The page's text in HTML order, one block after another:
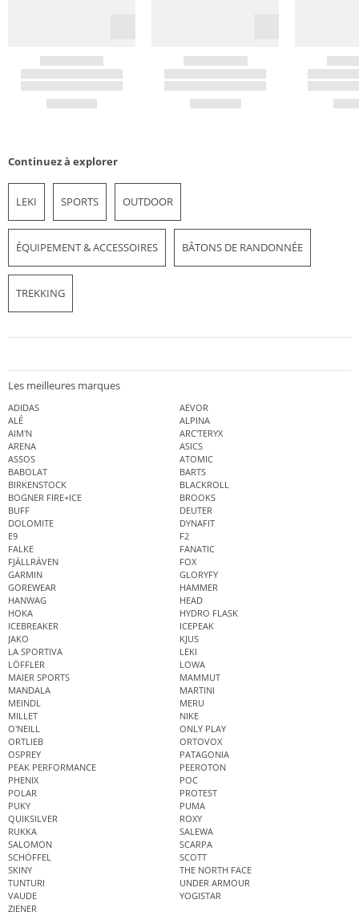
Continuez à explorer
LEKI SPORTS OUTDOOR
ÉQUIPEMENT & ACCESSOIRES BÂTONS DE RANDONNÉE
TREKKING
Les meilleures marques
ADIDAS
AEVOR
ALÉ
ALPINA
AIM'N
ARC'TERYX
ARENA
ASICS
ASSOS
ATOMIC
BABOLAT
BARTS
BIRKENSTOCK
BLACKROLL
BOGNER FIRE+ICE
BROOKS
BUFF
DEUTER
DOLOMITE
DYNAFIT
E9
F2
FALKE
FANATIC
FJÄLLRÄVEN
FOX
GARMIN
GLORYFY
GOREWEAR
HAMMER
HANWAG
HEAD
HOKA
HYDRO FLASK
ICEBREAKER
ICEPEAK
JAKO
KJUS
LA SPORTIVA
LEKI
LÖFFLER
LOWA
MAIER SPORTS
MAMMUT
MANDALA
MARTINI
MEINDL
MERU
MILLET
NIKE
O'NEILL
ONLY PLAY
ORTLIEB
ORTOVOX
OSPREY
PATAGONIA
PEAK PERFORMANCE
PEEROTON
PHENIX
POC
POLAR
PROTEST
PUKY
PUMA
QUIKSILVER
ROXY
RUKKA
SALEWA
SALOMON
SCARPA
SCHÖFFEL
SCOTT
SKINY
THE NORTH FACE
TUNTURI
UNDER ARMOUR
VAUDE
YOGISTAR
ZIENER